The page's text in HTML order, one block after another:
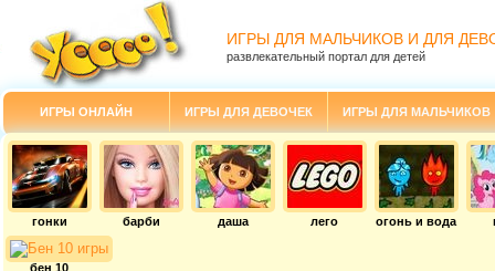
ИГРЫ ДЛЯ МАЛЬЧИКОВ И ДЛЯ
развлекательный портал для детей
ИГРЫ ОНЛАЙН ИГРЫ ДЛЯ ДЕВОЧЕК ИГРЫ ДЛЯ МАЛЬЧИКОВ
гонки барби даша лего огонь и вода
бен 10